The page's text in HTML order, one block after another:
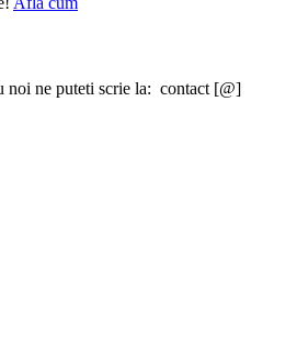
noi ne puteti scrie la: contact [@]